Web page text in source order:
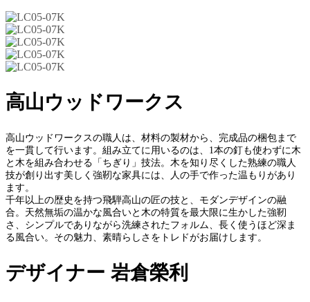
高山ウッドワークス
高山ウッドワークスの職人は、材料の製材から、完成品の梱包まで
を一貫して行います。組み立てに用いるのは、1本の釘も使わずに木
と木を組み合わせる「ちぎり」技法。木を知り尽くした熟練の職人
技が創り出す美しく強靭な家具には、人の手で作った温もりがあり
ます。
千年以上の歴史を持つ飛騨高山の匠の技と、モダンデザインの融
合。天然無垢の温かな風合いと木の特質を最大限に生かした強靭
さ、シンプルでありながら洗練されたフォルム、長く使うほど深ま
る風合い。その魅力、素晴らしさをトレドがお届けします。
デザイナー 岩倉榮利